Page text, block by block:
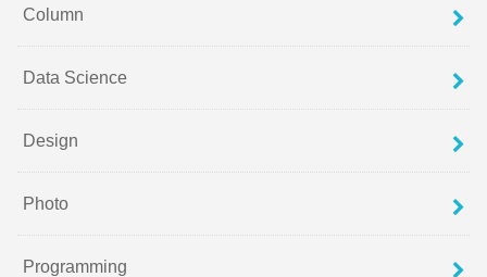
Column
Data Science
Design
Photo
Programming